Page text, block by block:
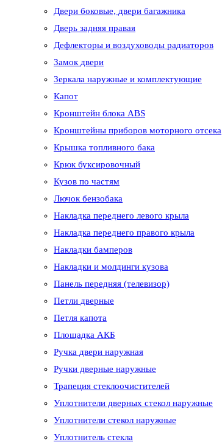
Двери боковые, двери багажника
Дверь задняя правая
Дефлекторы и воздуховоды радиаторов
Замок двери
Зеркала наружные и комплектующие
Капот
Кронштейн блока ABS
Кронштейны приборов моторного отсека
Крышка топливного бака
Крюк буксировочный
Кузов по частям
Лючок бензобака
Накладка переднего левого крыла
Накладка переднего правого крыла
Накладки бамперов
Накладки и молдинги кузова
Панель передняя (телевизор)
Петли дверные
Петля капота
Площадка АКБ
Ручка двери наружная
Ручки дверные наружные
Трапеция стеклоочистителей
Уплотнители дверных стекол наружные
Уплотнители стекол наружные
Уплотнитель стекла